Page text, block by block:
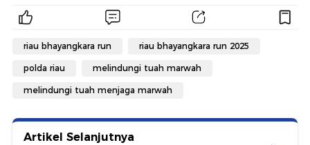
riau bhayangkara run riau bhayangkara run 2025
polda riau melindungi tuah marwah
melindungi tuah menjaga marwah
Artikel Selanjutnya